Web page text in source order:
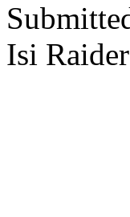
Isi Raider